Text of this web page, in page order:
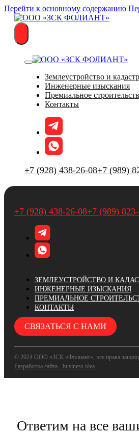
Перейти к основному содержанию
Землеустройство и кадастр
Инженерные изыскания
Премиальное
Контакты
+7 (928) 438-26-08+7 (989)
+7 (928) 438-26-08+7 (989)
ЗЕМЛЕУСТРОЙСТВО И
ИНЖЕНЕРНЫЕ ИЗЫСКАНИЯ
ПРЕМИАЛЬНОЕ
КОНТАКТЫ
СВЯЗАТЬСЯ С НАМИ
© 2024 ООО «ЗСК «Фолиант», все права
Разработка сайта - business idea
Ответим на все